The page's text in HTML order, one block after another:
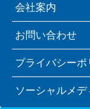
会社案内
お問い合わせ
プライバシーポ
ソーシャルメ